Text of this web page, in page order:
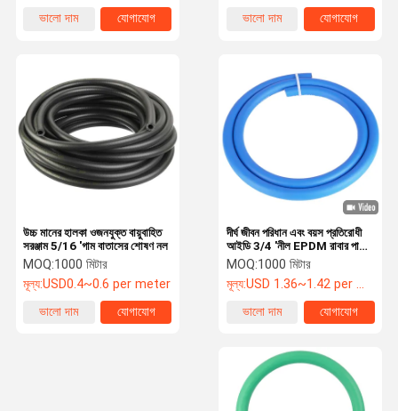
কারখানা ভ্রমণ মান নিয়ন্ত্রণ যোগাযোগ করুন খবর
রাবার জলের পায়ের পাতার মোজাবিশেষ
এলপিজি গ্যাস পায়ের পাতার মোজাবিশেষ
টুইন ওয়েল্ডিং পায়ের পাতার মোজাবিশেষ
রাবার জ্বালানী পায়ের পাতার মোজাবিশেষ
উচ্চ চাপ জলবাহী পায়ের পাতার মোজাবিশেষ
4 তারের জলবাহী পায়ের পাতার মোজাবিশেষ
থার্মোপ্লাস্টিক হাইড্রোলিক পায়ের পাতার মোজাবিশেষ
ভালো দাম
যোগাযোগ
ভালো দাম
যোগাযোগ
দীর্ঘ জীবন পরিধান এবং বয়স প্রতিরোধী
আইডি 3/4 'নীল EPDM রাবার পায়ের
পাতার মোজাবিশেষ জল বায়ু বাষ্প পরিবহন
জন্য
MOQ:1000 মিটার
মূল্য:USD 1.36~1.42 per meter
ভালো দাম
যোগাযোগ
উচ্চ মানের হালকা ওজনযুক্ত বায়ুবাহিত
সরঞ্জাম 5/16 'গাম বাতাসের শোষণ নল
MOQ:1000 মিটার
মূল্য:USD0.4~0.6 per meter
ভালো দাম
যোগাযোগ